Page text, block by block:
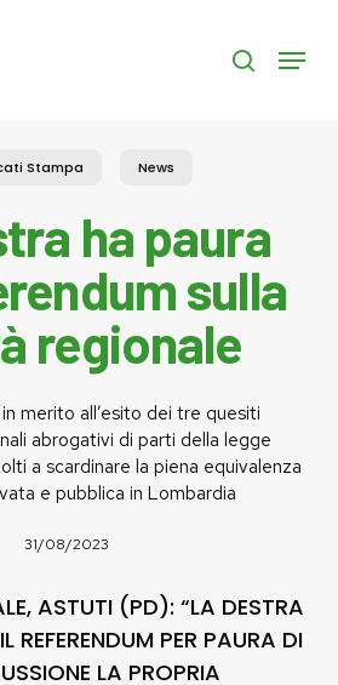
search
Menu
Stampa News
ha paura
sulla
regionale
merito all’esito dei tre quesiti
abrogativi di parti della legge
a scardinare la piena equivalenza
e pubblica in Lombardia
31/08/2023
ASTUTI (PD): “LA DESTRA
REFERENDUM PER PAURA DI
LA PROPRIA